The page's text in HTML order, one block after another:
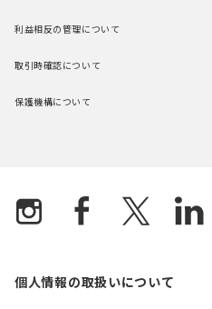
利益相反の管理について
取引時確認について
保護機構について
個人情報の取扱いについて